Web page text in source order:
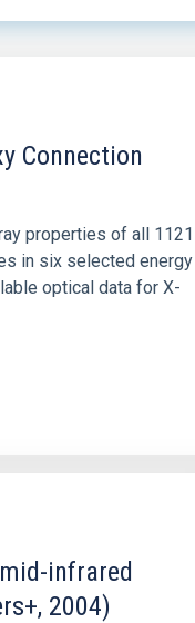
Connection
properties of all 1121
in six selected energy
optical data for X-
infrared
2004)